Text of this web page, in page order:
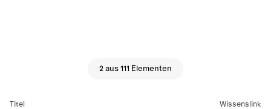
2 aus 111 Elementen
Titel Wissenslink